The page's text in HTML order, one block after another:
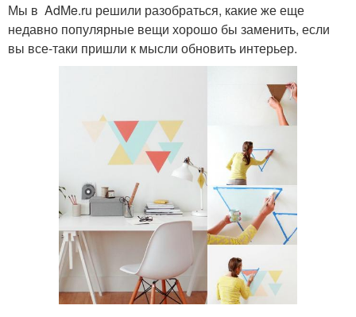
Мы в AdMe.ru решили разобраться, какие же еще
недавно популярные вещи хорошо бы заменить, если
вы все-таки пришли к мысли обновить интерьер.